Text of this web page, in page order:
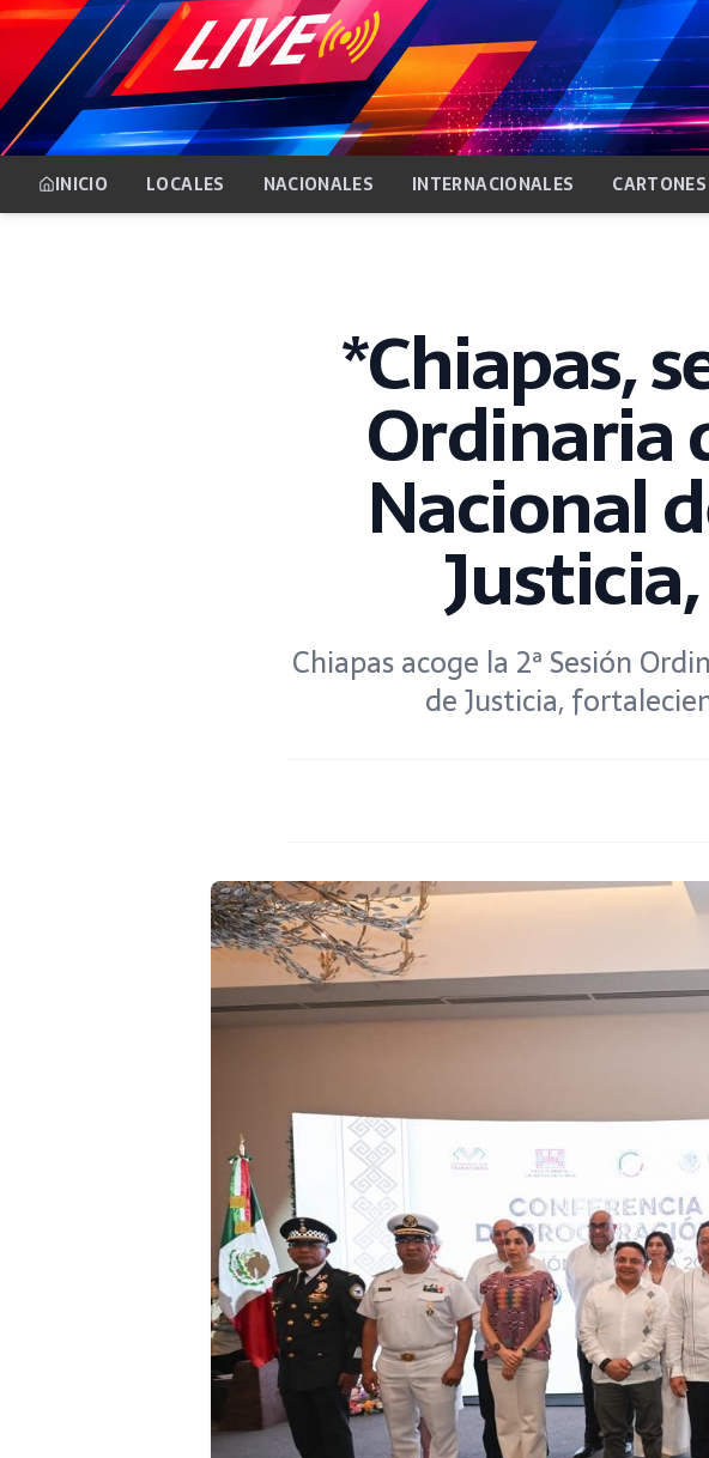
INICIO LOCALES NACIONALES INTERNACIONALES CARTONES
*Chiapas,
Ordinaria
Nacional
Chiapas acoge la 2ª Sesión
de Justicia,